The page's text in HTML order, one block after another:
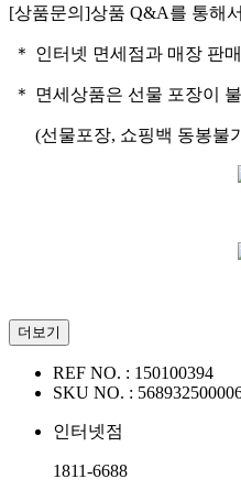
[상품문의]상품 Q&A를 통해
＊ 인터넷 면세점과 매장 판
＊ 면세상품은 선물 포장이
(선물포장, 쇼핑백 동봉불
더보기
REF NO. : 150100394
SKU NO. :
인터넷점
1811-6688